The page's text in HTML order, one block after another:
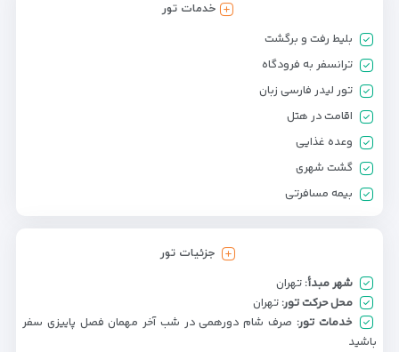
خدمات تور
بلیط رفت و برگشت
ترانسفر به فرودگاه
تور لیدر فارسی زبان
اقامت در هتل
وعده غذایی
گشت شهری
بیمه مسافرتی
جزئیات تور
شهر مبدأ: تهران
محل حرکت تور: تهران
خدمات تور: صرف شام دورهمی در شب آخر مهمان فصل پاییزی سفر
باشید